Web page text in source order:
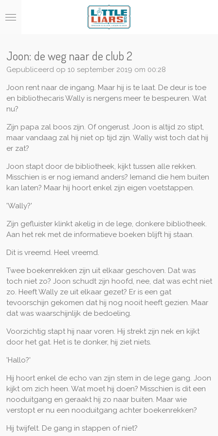
direct
hoofdinhoud
Joon: de weg naar de club 2
Gepubliceerd op 10 september 2019 om 00:28
Joon rent naar de ingang. Maar hij is te laat. De deur is toe
en bibliothecaris Wally is nergens meer te bespeuren. Wat
nu?
Zijn papa zal boos zijn. Of ongerust. Joon is altijd zo stipt,
maar vandaag zal hij niet op tijd zijn. Wally wist toch dat hij
er zat?
Joon stapt door de bibliotheek, kijkt tussen alle rekken.
Misschien is er nog iemand anders? Iemand die hem buiten
kan laten? Maar hij hoort enkel zijn eigen voetstappen.
'Wally?'
Zijn gefluister klinkt akelig in de lege, donkere bibliotheek.
Aan het rek met de informatieve boeken blijft hij staan.
Dit is vreemd. Heel vreemd.
Twee boekenrekken zijn uit elkaar geschoven. Dat was
toch niet zo? Joon schudt zijn hoofd, nee, dat was echt niet
zo. Heeft Wally ze uit elkaar gezet? Er is een gat
tevoorschijn gekomen dat hij nog nooit heeft gezien. Maar
dat was waarschijnlijk de bedoeling.
Voorzichtig stapt hij naar voren. Hij strekt zijn nek en kijkt
door het gat. Het is te donker, hij ziet niets.
'Hallo?'
Hij hoort enkel de echo van zijn stem in de lege gang. Joon
kijkt om zich heen. Wat moet hij doen? Misschien is dit een
nooduitgang en geraakt hij zo naar buiten. Maar wie
verstopt er nu een nooduitgang achter boekenrekken?
Hij twijfelt. De gang in stappen of niet?